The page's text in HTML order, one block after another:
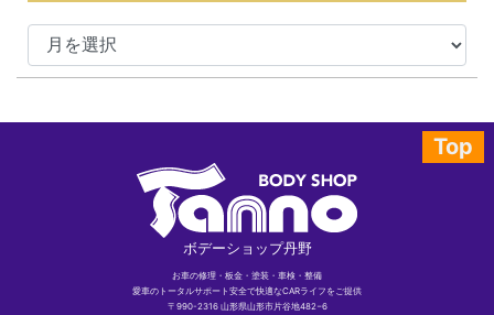
Top
ボデーショップ丹野
お車の修理・板金・塗装・車検・整備
愛車のトータルサポート安全で快適なCARライフをご提供
〒990-2316 山形県山形市片谷地482−6